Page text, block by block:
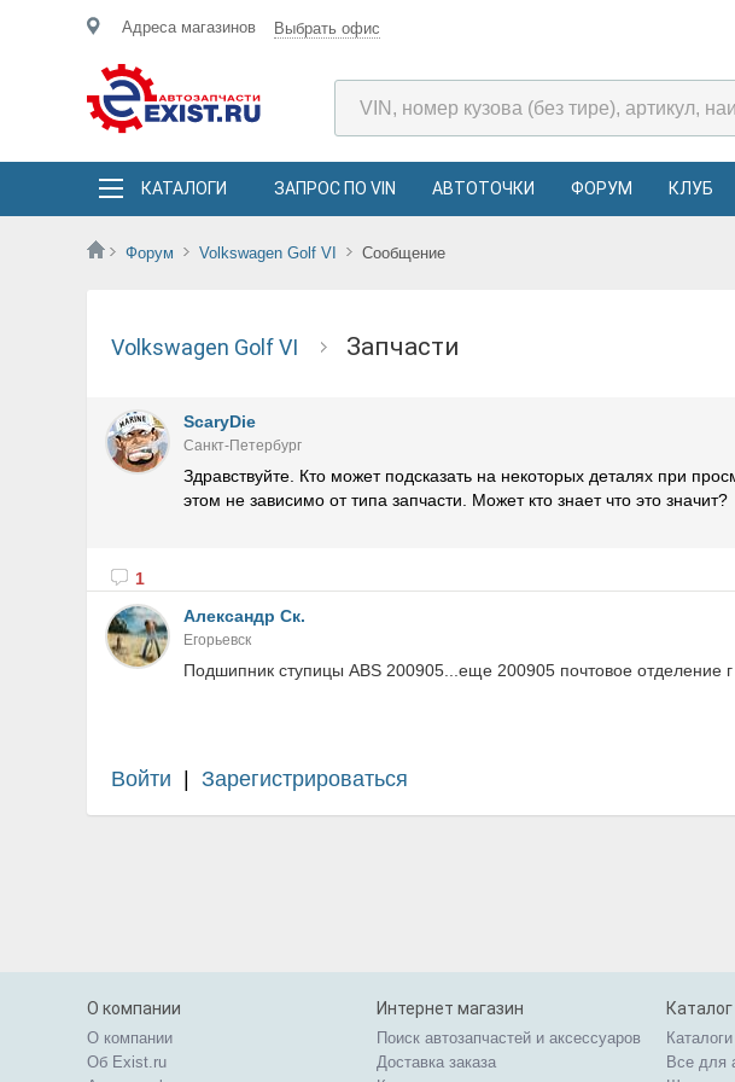
Адреса магазинов Выбрать офис
КАТАЛОГИ ЗАПРОС ПО VIN АВТОТОЧКИ ФОРУМ КЛУБ
Форум Volkswagen Golf VI Сообщение
Volkswagen Golf VI Запчасти
ScaryDie
Санкт-Петербург
Здравствуйте. Кто может подсказать на некоторых деталях при
этом не зависимо от типа запчасти. Может кто знает что это значит?
1
Александр Ск.
Егорьевск
Подшипник ступицы ABS 200905...еще 200905 почтовое отделение г
Войти Зарегистрироваться
О компании
О компании
Об Exist.ru
Интернет магазин
Поиск автозапчастей и аксессуаров
Доставка заказа
Все для